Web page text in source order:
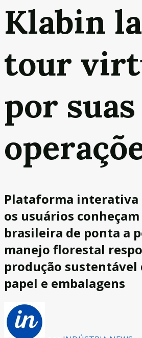
Klabin
tour
por suas
Plataforma interativa
os usuários
brasileira de ponta a
manejo florestal
produção sustentável
papel e embalagens